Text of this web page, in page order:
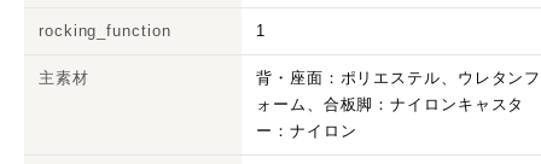
rocking_function 1
主素材
背・座面：ポリエステル、ウレタンフ
ォーム、合板脚：ナイロンキャスタ
ー：ナイロン